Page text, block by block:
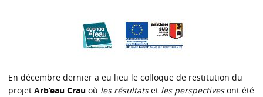
En décembre dernier a eu lieu le colloque de restitution du
projet Arb’eau Crau où les résultatset les perspectivesont été